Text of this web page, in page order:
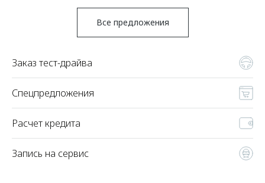
Все предложения
Заказ тест-драйва
Спецпредложения
Расчет кредита
Запись на сервис